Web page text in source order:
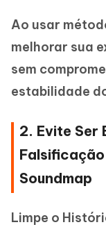
Ao usar
melhorar sua
sem
estabilidade
2. Evite Ser
Soundmap
Limpe o